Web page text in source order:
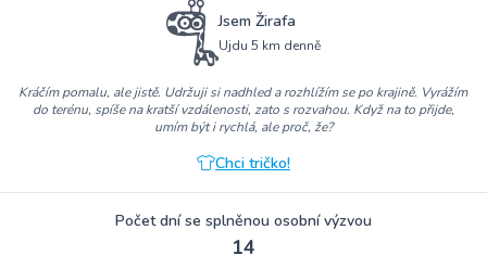
Jsem Žirafa
Ujdu 5 km denně
Kráčím pomalu, ale jistě. Udržuji si nadhled a rozhlížím se po krajině. Vyrážím
do terénu, spíše na kratší vzdálenosti, zato s rozvahou. Když na to přijde,
umím být i rychlá, ale proč, že?
Chci tričko!
Počet dní se splněnou osobní výzvou
14